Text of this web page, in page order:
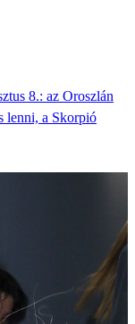
8.: az Oroszlán
lenni, a Skorpió